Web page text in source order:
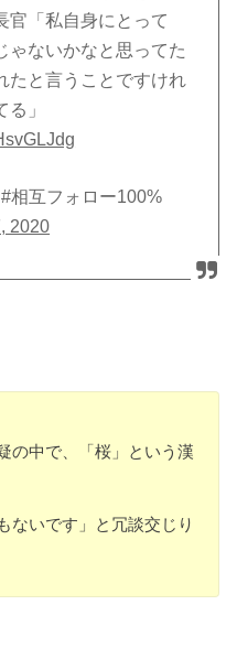
官「私自身にとって
ゃないかなと思ってた
たと言うことですけれ
」
相互フォロー100%
2020
の中で、「桜」という漢
ないです」と冗談交じり